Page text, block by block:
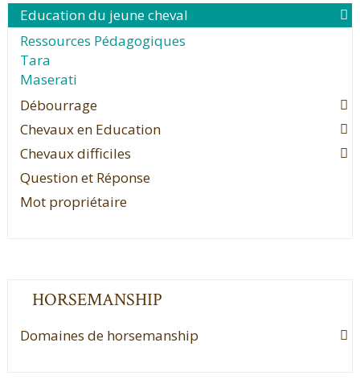
Education du jeune cheval
Ressources Pédagogiques
Tara
Maserati
Débourrage
Chevaux en Education
Chevaux difficiles
Question et Réponse
Mot propriétaire
HORSEMANSHIP
Domaines de horsemanship